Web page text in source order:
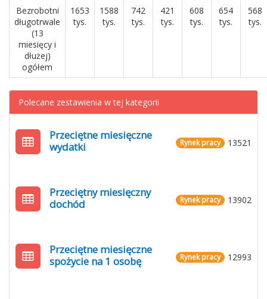
Bezrobotni
długotrwale
(13
miesięcy i
dłużej)
ogółem
1653
tys.
1588
tys.
742
tys.
421
tys.
608
tys.
654
tys.
568
tys.
Polecane zestawienia w tej kategorii
13521
Rynek pracy
Przeciętne miesięczne
wydatki
13902
Rynek pracy
Przeciętny miesięczny
dochód
12993
Rynek pracy
Przeciętne miesięczne
spożycie na 1 osobę